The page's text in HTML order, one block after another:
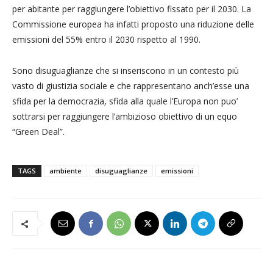
per abitante per raggiungere l’obiettivo fissato per il 2030. La
Commissione europea ha infatti proposto una riduzione delle
emissioni del 55% entro il 2030 rispetto al 1990.
Sono disuguaglianze che si inseriscono in un contesto più
vasto di giustizia sociale e che rappresentano anch’esse una
sfida per la democrazia, sfida alla quale l’Europa non puo’
sottrarsi per raggiungere l’ambizioso obiettivo di un equo
“Green Deal”.
TAGS ambiente disuguaglianze emissioni